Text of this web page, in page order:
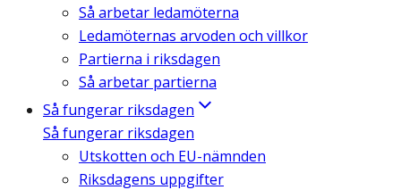
Så arbetar ledamöterna
Ledamöternas arvoden och villkor
Partierna i riksdagen
Så arbetar partierna
Så fungerar riksdagen
Så fungerar riksdagen
Utskotten och EU-nämnden
Riksdagens uppgifter